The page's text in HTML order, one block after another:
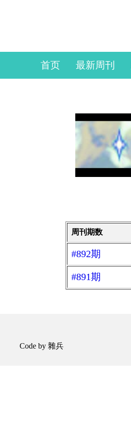
首页 最新周刊
周刊期数
#892期
#891期
Code by 雜兵